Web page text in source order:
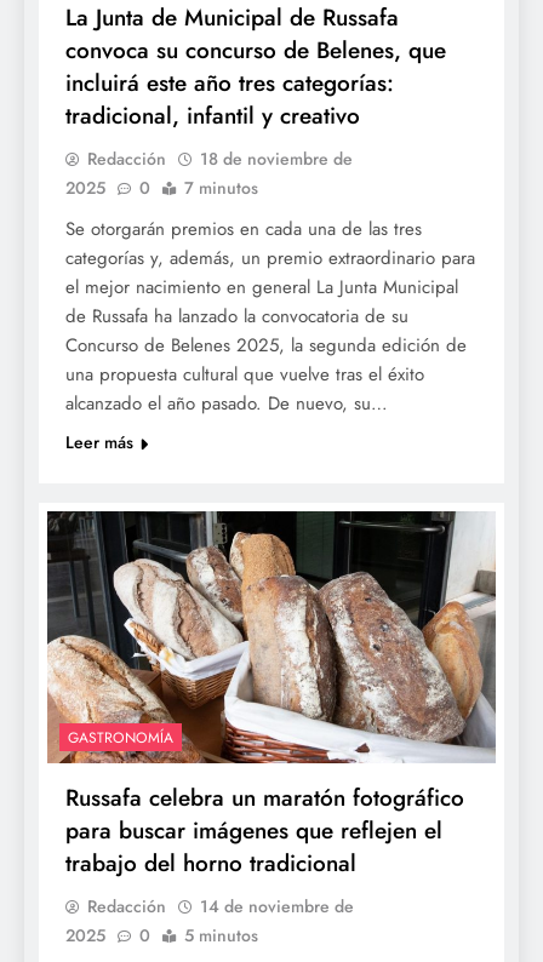
La Junta de Municipal de Russafa
convoca su concurso de Belenes, que
incluirá este año tres categorías:
tradicional, infantil y creativo
Redacción
18 de noviembre de
2025
0 7 minutos
Se otorgarán premios en cada una de las tres
categorías y, además, un premio extraordinario para
el mejor nacimiento en general La Junta Municipal
de Russafa ha lanzado la convocatoria de su
Concurso de Belenes 2025, la segunda edición de
una propuesta cultural que vuelve tras el éxito
alcanzado el año pasado. De nuevo, su…
Leer más
GASTRONOMÍA
Russafa celebra un maratón fotográfico
para buscar imágenes que reflejen el
trabajo del horno tradicional
Redacción
14 de noviembre de
2025
0 5 minutos